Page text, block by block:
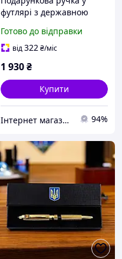
футлярі з державною
розвідка України" TENSO
Готово до відправки
від322₴/міс
1 930₴
Купити
Інтернет магазин birca.com.ua 94%